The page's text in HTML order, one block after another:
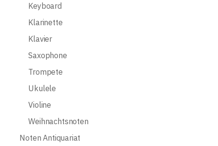
Keyboard
Klarinette
Klavier
Saxophone
Trompete
Ukulele
Violine
Weihnachtsnoten
Noten Antiquariat